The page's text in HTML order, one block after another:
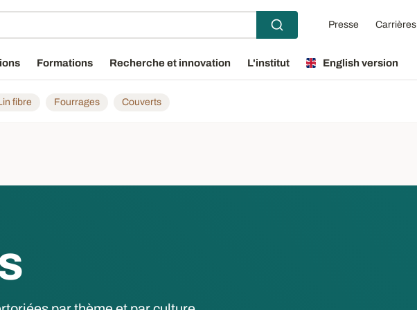
Presse Carrières
Formations Recherche et innovation L'institut English version
fibre Fourrages Couverts